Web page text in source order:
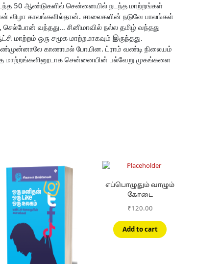
50 ஆண்டுகளில் சென்னையில் நடந்த மாற்றங்கள்
விழா காலங்களில்தான். சாலைகளின் நடுவே பாலங்கள்
செல்போன் வந்தது… சினிமாவில் நல்ல தமிழ் வந்தது
மாற்றம் ஒரு சமூக மாற்றமாகவும் இருந்தது.
கண்முன்னாலே காணாமல் போயின. ட்ராம் வண்டி நிலையம்
மாற்றங்களினூடாக சென்னையின் பல்வேறு முகங்களை
எப்பொழுதும் வாழும்
கோடை
₹120.00
Add to cart